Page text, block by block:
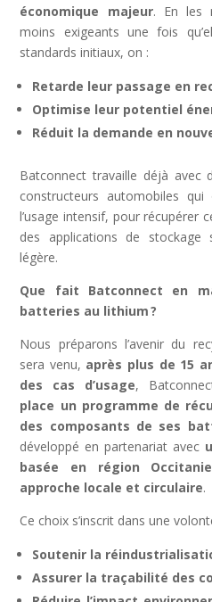
économique majeur. En les
moins exigeants une fois
standards initiaux, on :
Retarde leur passage en
Optimise leur potentiel
Réduit la demande en
Batconnect travaille déjà avec
constructeurs automobiles
l’usage intensif, pour récupérer
des applications de
légère.
Que fait Batconnect en
batteries au lithium?
Nous préparons l’avenir du
sera venu, après plus de 15
des cas d’usage,
place un programme de
des composants de ses
développé en partenariat avec
basée en région Occitanie
approche locale et circulaire.
Ce choix s’inscrit dans une
Soutenir la
Assurer la traçabilité des